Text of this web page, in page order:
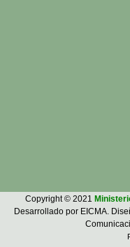
Copyright © 2021
Desarrollado por EICMA.